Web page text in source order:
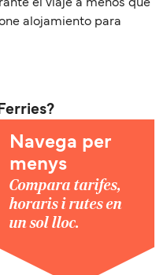
el viaje a menos que
alojamiento para
Navega per
menys
Compara tarifes,
horaris i rutes en
un sol lloc.